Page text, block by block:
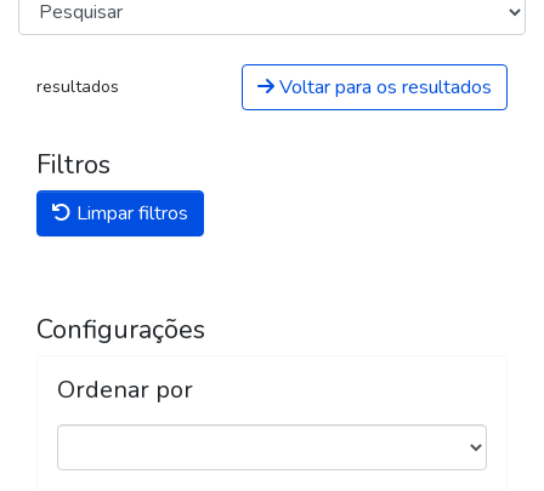
resultados Voltar para os resultados
Filtros
Limpar filtros
Configurações
Ordenar por